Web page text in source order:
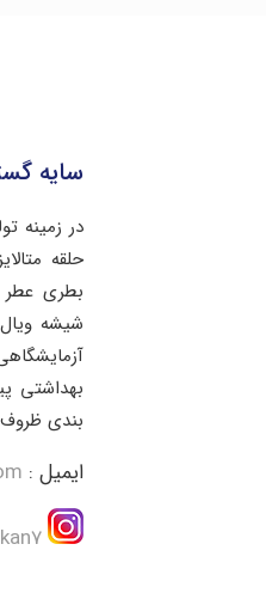
سایه
در زمینه
حلقه
بطری عطر
شیشه
بهداشتی
بندی ظروف
ایمیل :